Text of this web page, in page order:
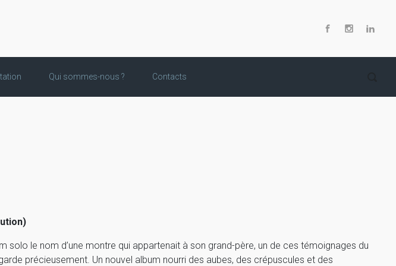
Qui sommes-nous ? Contacts
solo le nom d’une montre qui appartenait à son grand-père, un de ces témoignages du
précieusement. Un nouvel album nourri des aubes, des crépuscules et des